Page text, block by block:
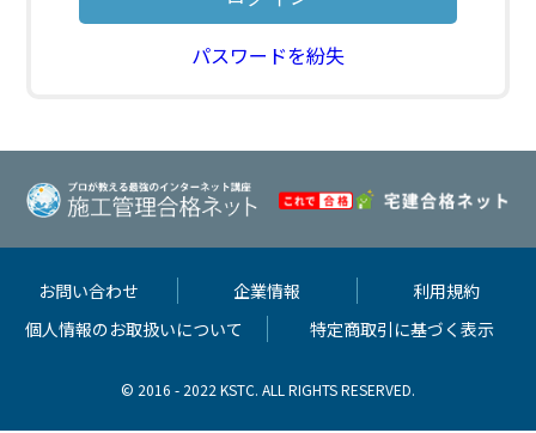
パスワードを紛失
お問い合わせ 企業情報
利用規約
個人情報のお取扱いについて
特定商取引に基づく表示
© 2016 - 2022 KSTC. ALL RIGHTS RESERVED.